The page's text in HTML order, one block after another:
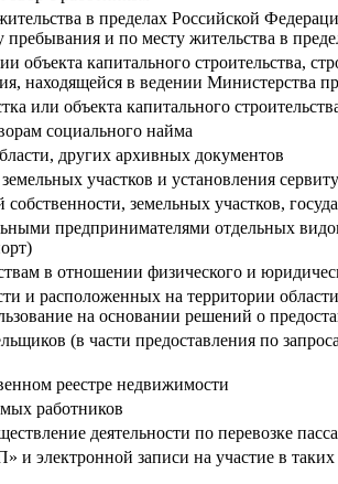
в пределах Российской
и по месту жительства в
объекта капитального строительства,
находящейся в ведении Министерства
или объекта капитального
социального найма
других архивных документов
участков и установления
земельных участков,
предпринимателями отдельных
в отношении физического и
и расположенных на территории
на основании решений о
(в части предоставления по
реестре недвижимости
работников
деятельности по перевозке
электронной записи на участие в таких